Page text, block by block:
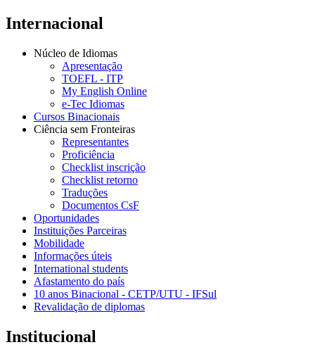
Internacional
Núcleo de Idiomas
Apresentação
TOEFL - ITP
My English Online
e-Tec Idiomas
Cursos Binacionais
Ciência sem Fronteiras
Representantes
Proficiência
Checklist inscrição
Checklist retorno
Traduções
Documentos CsF
Oportunidades
Instituições Parceiras
Mobilidade
Informações úteis
International students
Afastamento do país
10 anos Binacional - CETP/UTU - IFSul
Revalidação de diplomas
Institucional